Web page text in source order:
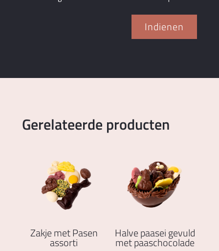
Indienen
Gerelateerde producten
Zakje met Pasen
assorti
Halve paasei gevuld
met paaschocolade